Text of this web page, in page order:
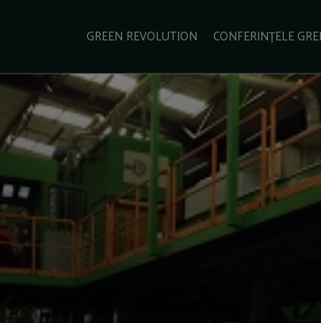
GREEN REVOLUTION CONFERINȚELE
SCHIMBĂRI